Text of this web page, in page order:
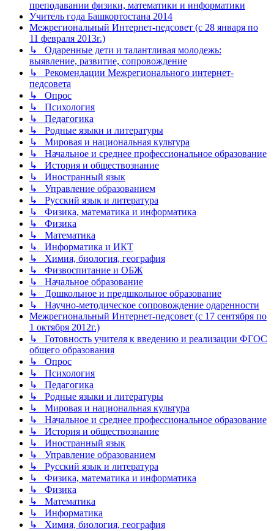
преподавании физики, математики и информатики
Учитель года Башкортостана 2014
Межрегиональный Интернет-педсовет (с 28 января по
11 февраля 2013г.)
↳ Одаренные дети и талантливая молодежь:
выявление, развитие, сопровождение
↳ Рекомендации Межрегионального интернет-
педсовета
↳ Опрос
↳ Психология
↳ Педагогика
↳ Родные языки и литературы
↳ Мировая и национальная культура
↳ Начальное и среднее профессиональное образование
↳ История и обществознание
↳ Иностранный язык
↳ Управление образованием
↳ Русский язык и литература
↳ Физика, математика и информатика
↳ Физика
↳ Математика
↳ Информатика и ИКТ
↳ Химия, биология, география
↳ Физвоспитание и ОБЖ
↳ Начальное образование
↳ Дошкольное и предшкольное образование
↳ Научно-методическое сопровождение одаренности
Межрегиональный Интернет-педсовет (с 17 сентября по
1 октября 2012г.)
↳ Готовность учителя к введению и реализации ФГОС
общего образования
↳ Опрос
↳ Психология
↳ Педагогика
↳ Родные языки и литературы
↳ Мировая и национальная культура
↳ Начальное и среднее профессиональное образование
↳ История и обществознание
↳ Иностранный язык
↳ Управление образованием
↳ Русский язык и литература
↳ Физика, математика и информатика
↳ Физика
↳ Математика
↳ Информатика
↳ Химия, биология, география